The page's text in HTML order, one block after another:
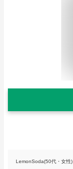
LemonSoda(50代・女性)